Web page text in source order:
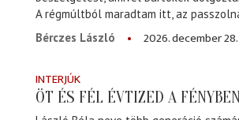
A régmúltból maradtam itt, az
Bérczes László
2026. december 28.
INTERJÚK
ÖT ÉS FÉL ÉVTIZED A FÉNYBEN